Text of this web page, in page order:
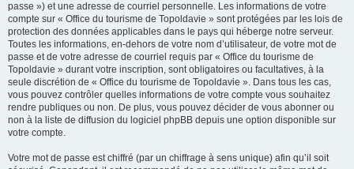
passe ») et une adresse de courriel personnelle. Les informations de votre
compte sur « Office du tourisme de Topoldavie » sont protégées par les lois de
protection des données applicables dans le pays qui héberge notre serveur.
Toutes les informations, en-dehors de votre nom d’utilisateur, de votre mot de
passe et de votre adresse de courriel requis par « Office du tourisme de
Topoldavie » durant votre inscription, sont obligatoires ou facultatives, à la
seule discrétion de « Office du tourisme de Topoldavie ». Dans tous les cas,
vous pouvez contrôler quelles informations de votre compte vous souhaitez
rendre publiques ou non. De plus, vous pouvez décider de vous abonner ou
non à la liste de diffusion du logiciel phpBB depuis une option disponible sur
votre compte.
Votre mot de passe est chiffré (par un chiffrage à sens unique) afin qu’il soit